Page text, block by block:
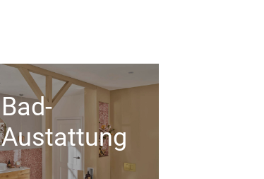
Bad-
Austattung